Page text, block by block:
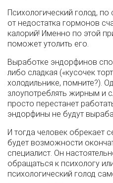
Психологический голод,
от недостатка гормонов
калорий! Именно по этой
поможет утолить его.
Выработке эндорфинов
либо сладкая («кусочек
холодильнике, помните?).
злоупотреблять жирным и
просто перестанет
эндорфины не будут
И тогда человек обрекает
будет возможности
специалист. Он
обращаться к психологу
психологический голод